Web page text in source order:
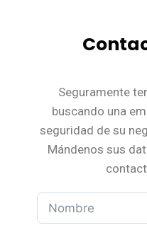
Seguramente
buscando una
seguridad de su
Mándenos sus